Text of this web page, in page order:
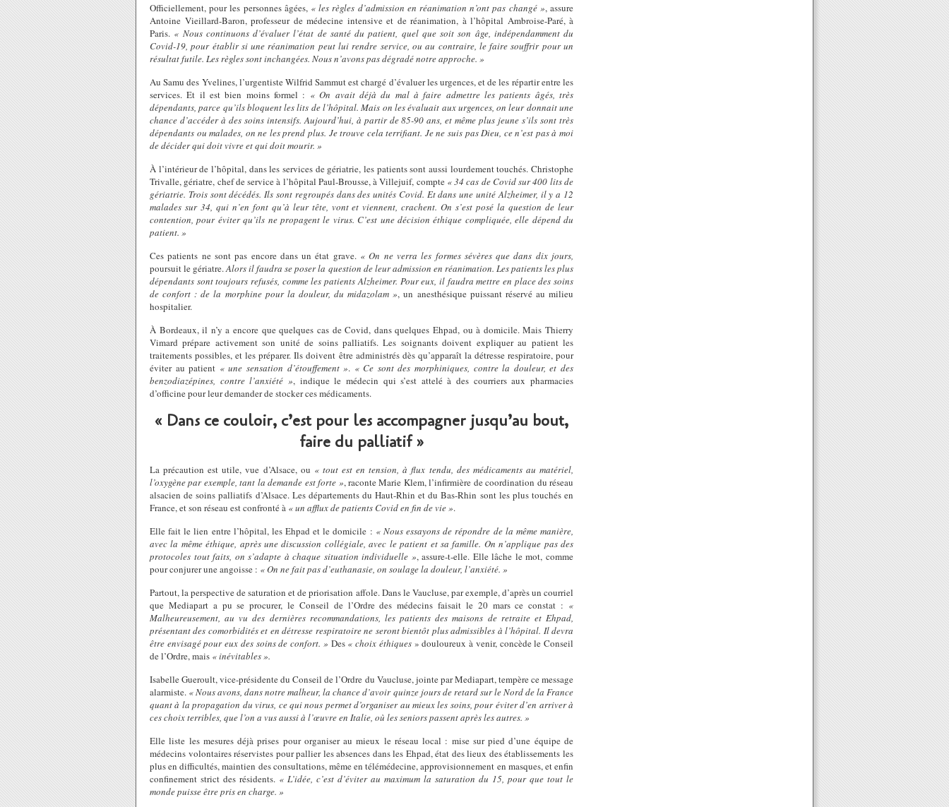
Officiellement, pour les personnes âgées, « les règles d’admission en réanimation n’ont pas changé », assure
Antoine Vieillard-Baron, professeur de médecine intensive et de réanimation, à l’hôpital Ambroise-Paré, à
Paris. « Nous continuons d’évaluer l’état de santé du patient, quel que soit son âge, indépendamment du
Covid-19, pour établir si une réanimation peut lui rendre service, ou au contraire, le faire souffrir pour un
résultat futile. Les règles sont inchangées. Nous n’avons pas dégradé notre approche. »
Au Samu des Yvelines, l’urgentiste Wilfrid Sammut est chargé d’évaluer les urgences, et de les répartir entre les
services. Et il est bien moins formel : « On avait déjà du mal à faire admettre les patients âgés, très
dépendants, parce qu’ils bloquent les lits de l’hôpital. Mais on les évaluait aux urgences, on leur donnait une
chance d’accéder à des soins intensifs. Aujourd’hui, à partir de 85-90 ans, et même plus jeune s’ils sont très
dépendants ou malades, on ne les prend plus. Je trouve cela terrifiant. Je ne suis pas Dieu, ce n’est pas à moi
de décider qui doit vivre et qui doit mourir. »
À l’intérieur de l’hôpital, dans les services de gériatrie, les patients sont aussi lourdement touchés. Christophe
Trivalle, gériatre, chef de service à l’hôpital Paul-Brousse, à Villejuif, compte« 34 cas de Covid sur 400 lits de
gériatrie. Trois sont décédés. Ils sont regroupés dans des unités Covid. Et dans une unité Alzheimer, il y a 12
malades sur 34, qui n’en font qu’à leur tête, vont et viennent, crachent. On s’est posé la question de leur
contention, pour éviter qu’ils ne propagent le virus. C’est une décision éthique compliquée, elle dépend du
patient. »
Ces patients ne sont pas encore dans un état grave. « On ne verra les formes sévères que dans dix jours,
poursuit le gériatre.Alors il faudra se poser la question de leur admission en réanimation. Les patients les plus
dépendants sont toujours refusés, comme les patients Alzheimer. Pour eux, il faudra mettre en place des soins
de confort : de la morphine pour la douleur, du midazolam », un anesthésique puissant réservé au milieu
hospitalier.
À Bordeaux, il n’y a encore que quelques cas de Covid, dans quelques Ehpad, ou à domicile. Mais Thierry
Vimard prépare activement son unité de soins palliatifs. Les soignants doivent expliquer au patient les
traitements possibles, et les préparer. Ils doivent être administrés dès qu’apparaît la détresse respiratoire, pour
éviter au patient « une sensation d’étouffement ». « Ce sont des morphiniques, contre la douleur, et des
benzodiazépines, contre l’anxiété », indique le médecin qui s’est attelé à des courriers aux pharmacies
d’officine pour leur demander de stocker ces médicaments.
« Dans ce couloir, c’est pour les accompagner jusqu’au bout,
faire du palliatif »
La précaution est utile, vue d’Alsace, ou « tout est en tension, à flux tendu, des médicaments au matériel,
l’oxygène par exemple, tant la demande est forte », raconte Marie Klem, l’infirmière de coordination du réseau
alsacien de soins palliatifs d’Alsace. Les départements du Haut-Rhin et du Bas-Rhin sont les plus touchés en
France, et son réseau est confronté à « un afflux de patients Covid en fin de vie ».
Elle fait le lien entre l’hôpital, les Ehpad et le domicile : « Nous essayons de répondre de la même manière,
avec la même éthique, après une discussion collégiale, avec le patient et sa famille. On n’applique pas des
protocoles tout faits, on s’adapte à chaque situation individuelle », assure-t-elle. Elle lâche le mot, comme
pour conjurer une angoisse : « On ne fait pas d’euthanasie, on soulage la douleur, l’anxiété. »
Partout, la perspective de saturation et de priorisation affole. Dans le Vaucluse, par exemple, d’après un courriel
que Mediapart a pu se procurer, le Conseil de l’Ordre des médecins faisait le 20 mars ce constat : «
Malheureusement, au vu des dernières recommandations, les patients des maisons de retraite et Ehpad,
présentant des comorbidités et en détresse respiratoire ne seront bientôt plus admissibles à l’hôpital. Il devra
être envisagé pour eux des soins de confort. » Des « choix éthiques » douloureux à venir, concède le Conseil
de l’Ordre, mais « inévitables ».
Isabelle Gueroult, vice-présidente du Conseil de l’Ordre du Vaucluse, jointe par Mediapart, tempère ce message
alarmiste. « Nous avons, dans notre malheur, la chance d’avoir quinze jours de retard sur le Nord de la France
quant à la propagation du virus, ce qui nous permet d’organiser au mieux les soins, pour éviter d’en arriver à
ces choix terribles, que l’on a vus aussi à l’œuvre en Italie, où les seniors passent après les autres. »
Elle liste les mesures déjà prises pour organiser au mieux le réseau local : mise sur pied d’une équipe de
médecins volontaires réservistes pour pallier les absences dans les Ehpad, état des lieux des établissements les
plus en difficultés, maintien des consultations, même en télémédecine, approvisionnement en masques, et enfin
confinement strict des résidents. « L’idée, c’est d’éviter au maximum la saturation du 15, pour que tout le
monde puisse être pris en charge. »